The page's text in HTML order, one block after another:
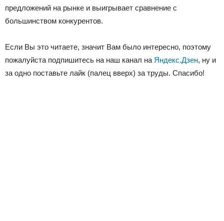
предложений на рынке и выигрывает сравнение с
большинством конкурентов.
Если Вы это читаете, значит Вам было интересно, поэтому
пожалуйста подпишитесь на наш канал на Яндекс.Дзен, ну и
за одно поставьте лайк (палец вверх) за труды. Спасибо!